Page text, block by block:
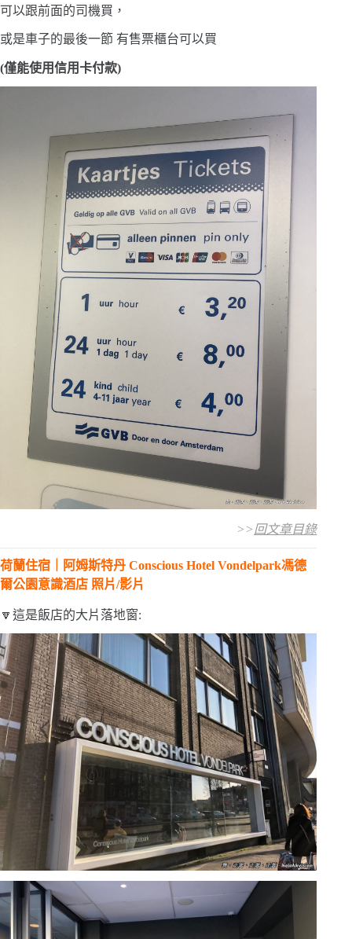
可以跟前面的司機買，
或是車子的最後一節 有售票櫃台可以買
(僅能使用信用卡付款)
>>回文章目錄
荷蘭住宿｜阿姆斯特丹 Conscious Hotel Vondelpark馮德
爾公園意識酒店 照片/影片
🔽這是飯店的大片落地窗: